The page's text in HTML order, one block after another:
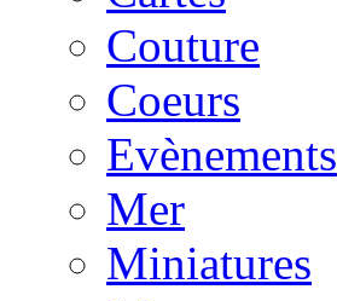
Couture
Coeurs
Evènements
Mer
Miniatures